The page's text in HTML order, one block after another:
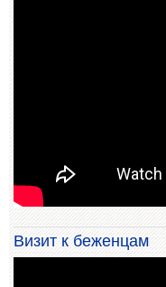
Визит к беженцам